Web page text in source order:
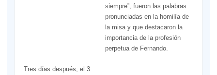
siempre”, fueron las palabras
pronunciadas en la homilía de
la misa y que destacaron la
importancia de la profesión
perpetua de Fernando.
Tres días después, el 3